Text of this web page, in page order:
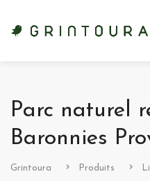
Parc naturel
Baronnies
Grintoura Produits